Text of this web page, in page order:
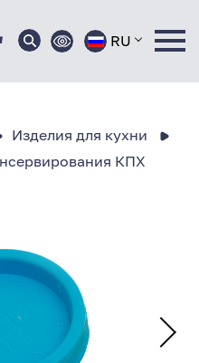
RU
Изделия для кухни
КПХ